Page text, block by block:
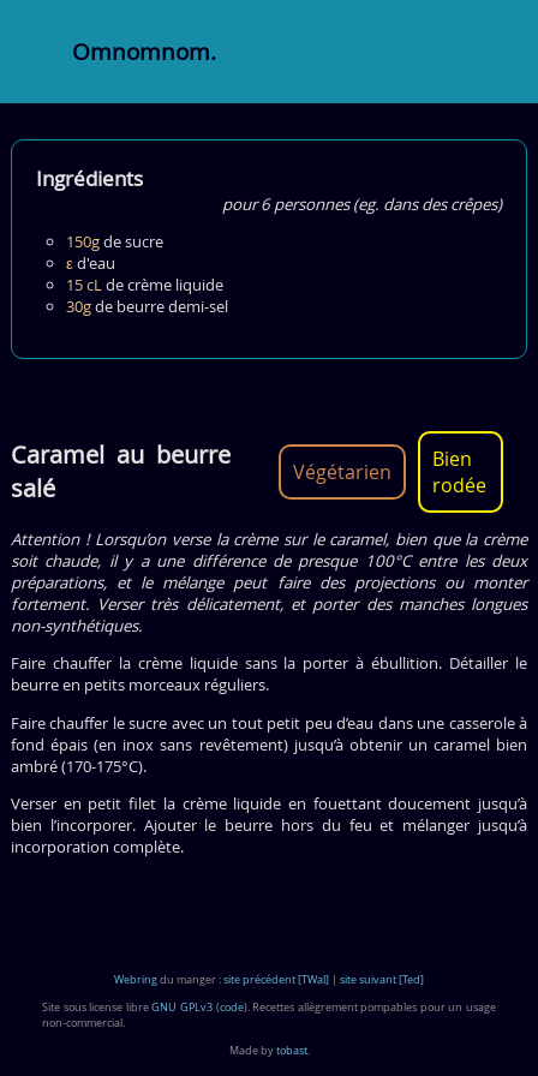
Omnomnom.
Ingrédients
pour 6 personnes (eg. dans des crêpes)
150gdesucre
εd'eau
15 cLdecrème liquide
30gde beurre demi-sel
Caramel au beurre
salé
Végétarien
Bien
rodée
Attention ! Lorsqu’on verse la crème sur le caramel, bien que la crème
soit chaude, il y a une différence de presque 100°C entre les deux
préparations, et le mélange peut faire des projections ou monter
fortement. Verser très délicatement, et porter des manches longues
non-synthétiques.
Faire chauffer la crème liquide sans la porter à ébullition. Détailler le
beurre en petits morceaux réguliers.
Faire chauffer le sucre avec un tout petit peu d’eau dans une casserole à
fond épais (en inox sans revêtement) jusqu’à obtenir un caramel bien
ambré (170-175°C).
Verser en petit filet la crème liquide en fouettant doucement jusqu’à
bien l’incorporer. Ajouter le beurre hors du feu et mélanger jusqu’à
incorporation complète.
Webringdu manger :site précédent [TWal] | site suivant [Ted]
Site sous license libreGNU GPLv3(code). Recettes allègrement pompables pour un usage
non-commercial.
Made bytobast.